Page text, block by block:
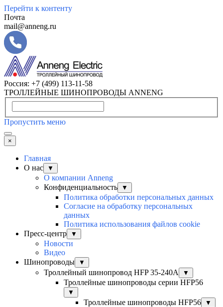
Перейти к контенту
Почта
mail@anneng.ru
Россия: +7 (499) 113-11-58
ТРОЛЛЕЙНЫЕ ШИНОПРОВОДЫ ANNENG
Пропустить меню
×
Главная
О нас
▼
О компании Anneng
Конфиденциальность
▼
Политика обработки персональных данных
Согласие на обработку персональных
данных
Политика использования файлов cookie
Пресс-центр
▼
Новости
Видео
Шинопроводы
▼
Троллейный шинопровод HFP 35-240А ▼
Троллейные шинопроводы серии HFP56
▼
Троллейные шинопроводы HFP56 ▼